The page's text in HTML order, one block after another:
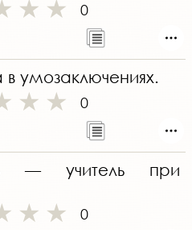
0
умозаключениях.
0
— учитель при
0